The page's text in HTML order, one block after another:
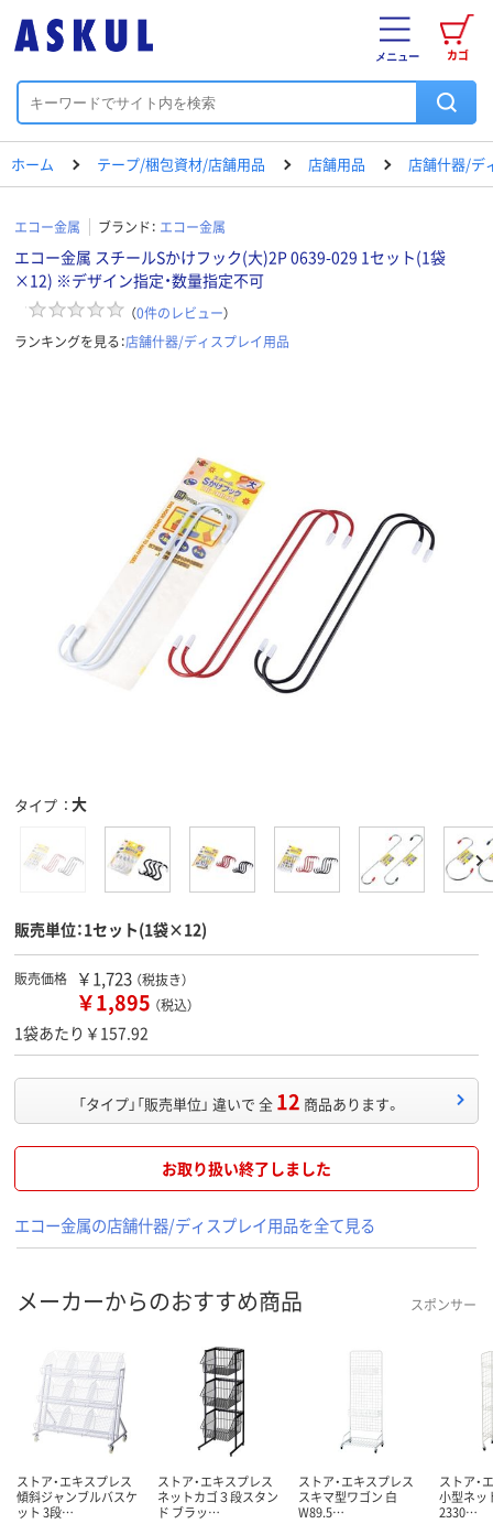
カゴ
メニュー
ホーム テープ/梱包資材/店舗用品 店舗用品 店舗什器/デ
エコー金属 ブランド： エコー金属
エコー金属 スチールSかけフック(大)2P 0639-029 1セット(1袋
×12) ※デザイン指定・数量指定不可
（0件のレビュー）
ランキングを見る：店舗什器/ディスプレイ用品
タイプ 大
販売単位：1セット(1袋×12)
販売価格 ￥1,723 （税抜き）
￥1,895 （税込）
1袋あたり￥157.92
「タイプ」「販売単位」 違いで 全 12 商品あります。
お取り扱い終了しました
エコー金属の店舗什器/ディスプレイ用品を全て見る
メーカーからのおすすめ商品 スポンサー
ストア・エキスプレス
傾斜ジャンブルバスケ
ット 3段…
ストア・エキスプレス
ネットカゴ３段スタン
ド ブラッ…
ストア・エキスプレス
スキマ型ワゴン 白
W89.5…
ストア・
小型ネ
2330…